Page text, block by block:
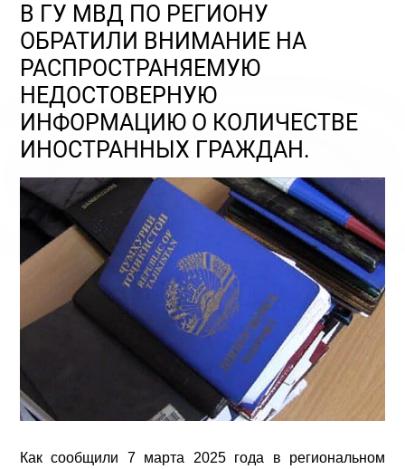
В ГУ МВД ПО РЕГИОНУ
ОБРАТИЛИ ВНИМАНИЕ НА
РАСПРОСТРАНЯЕМУЮ
НЕДОСТОВЕРНУЮ
ИНФОРМАЦИЮ О КОЛИЧЕСТВЕ
ИНОСТРАННЫХ ГРАЖДАН.
Как сообщили 7 марта 2025 года в региональном